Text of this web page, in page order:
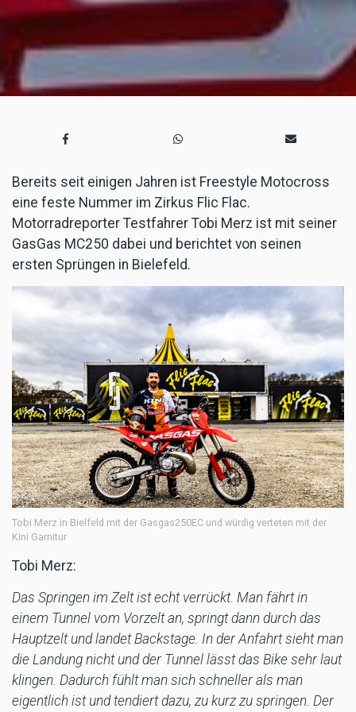
Bereits seit einigen Jahren ist Freestyle Motocross
eine feste Nummer im Zirkus Flic Flac.
Motorradreporter Testfahrer Tobi Merz ist mit seiner
GasGas MC250 dabei und berichtet von seinen
ersten Sprüngen in Bielefeld.
Tobi Merz in Bielfeld mit der Gasgas250EC und würdig verteten mit der
Kini Garnitur
Tobi Merz:
Das Springen im Zelt ist echt verrückt. Man fährt in
einem Tunnel vom Vorzelt an, springt dann durch das
Hauptzelt und landet Backstage. In der Anfahrt sieht man
die Landung nicht und der Tunnel lässt das Bike sehr laut
klingen. Dadurch fühlt man sich schneller als man
eigentlich ist und tendiert dazu, zu kurz zu springen. Der